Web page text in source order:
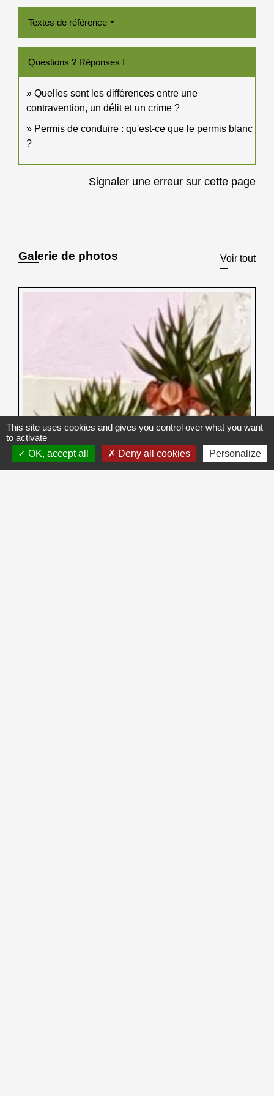
Textes de référence
Questions ? Réponses !
Quelles sont les différences entre une
contravention, un délit et un crime ?
Permis de conduire : qu'est-ce que le permis blanc
?
Signaler une erreur sur cette page
Galerie de photos Voir tout
This site uses cookies and gives you control over what you want
to activate
OK, accept all
Deny all cookies Personalize